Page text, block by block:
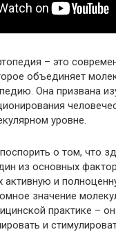
– это
объединяет
Она призвана
уровне.
о том, что
из основных
и
значение
практике –
и